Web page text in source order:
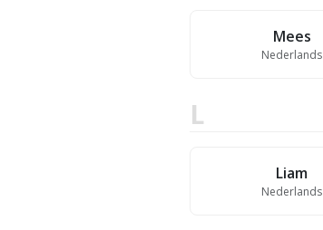
Mees
Nederlands
L
Liam
Nederlands